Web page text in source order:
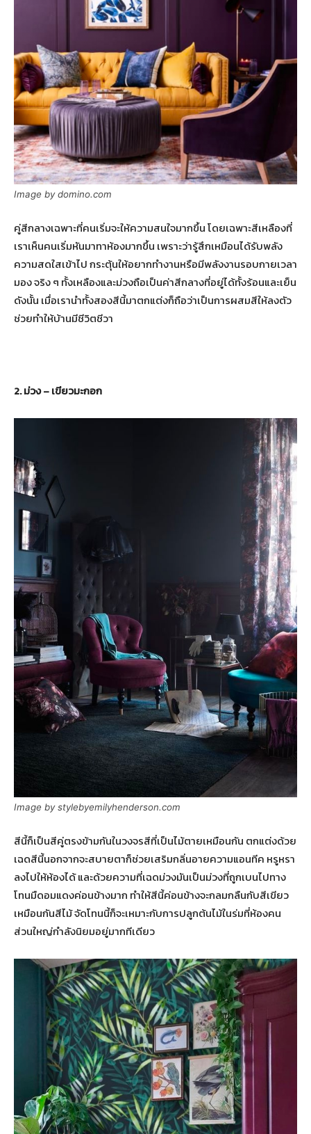
Image by domino.com
คู่สีกลางเฉพาะที่คนเริ่มจะให้ความสนใจมากขึ้น โดยเฉพาะสีเหลืองที่
เราเห็นคนเริ่มหันมาทาห้องมากขึ้น เพราะว่ารู้สึกเหมือนได้รับพลัง
ความสดใสเข้าไป กระตุ้นให้อยากทำงานหรือมีพลังงานรอบกายเวลา
มอง จริง ๆ ทั้งเหลืองและม่วงถือเป็นค่าสีกลางที่อยู่ได้ทั้งร้อนและเย็น
ดังนั้น เมื่อเรานำทั้งสองสีนี้มาตกแต่งก็ถือว่าเป็นการผสมสีให้ลงตัว
ช่วยทำให้บ้านมีชีวิตชีวา
2. ม่วง – เขียวมะกอก
Image by stylebyemilyhenderson.com
สีนี้ก็เป็นสีคู่ตรงข้ามกันในวงจรสีที่เป็นไม้ตายเหมือนกัน ตกแต่งด้วย
เฉดสีนี้นอกจากจะสบายตาก็ช่วยเสริมกลิ่นอายความแอนทีค หรูหรา
ลงไปให้ห้องได้ และด้วยความที่เฉดม่วงมันเป็นม่วงที่ถูกเบนไปทาง
โทนมืดอมแดงค่อนข้างมาก ทำให้สีนี้ค่อนข้างจะกลมกลืนกับสีเขียว
เหมือนกันสีไม้ จัดโทนนี้ก็จะเหมาะกับการปลูกต้นไม้ในร่มที่ห้องคน
ส่วนใหญ่กำลังนิยมอยู่มากทีเดียว